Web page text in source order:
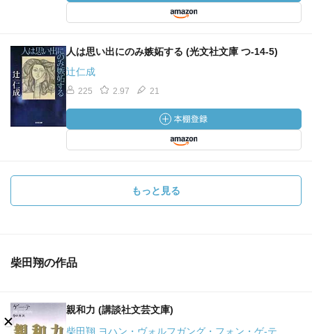
人は思い出にのみ嫉妬する (光文社文庫 つ-14-5)
辻仁成
225 2.97 21
もっと見る
柴田翔の作品
親和力 (講談社文芸文庫)
柴田翔 ヨハン・ヴォルフガング・フォン・ゲ-テ